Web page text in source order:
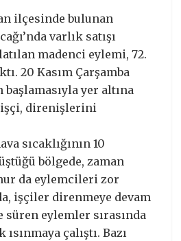
ilçesinde bulunan
varlık satışı
madenci eylemi, 72.
20 Kasım Çarşamba
başlamasıyla yer altına
işçi, direnişlerini
sıcaklığının 10
bölgede, zaman
da eylemcileri zor
işçiler direnmeye devam
süren eylemler sırasında
çalıştı. Bazı